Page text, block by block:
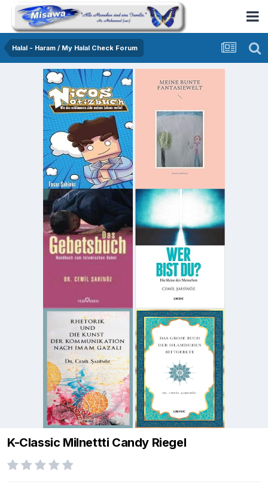
Halal - Haram / My Halal Check Forum
K-Classic Milnettti Candy Riegel